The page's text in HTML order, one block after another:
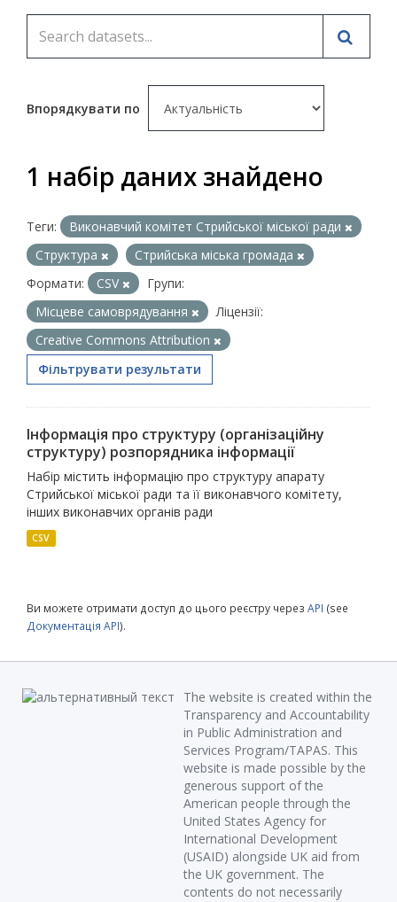
Впорядкувати по
1 набір даних знайдено
Теги:
Виконавчий комітет Стрийської міської ради
Структура
Стрийська міська громада
Формати:
CSV
Групи:
Місцеве самоврядування
Ліцензії:
Creative Commons Attribution
Фільтрувати результати
Інформація про структуру (організаційну
структуру) розпорядника інформації
Набір містить інформацію про структуру апарату
Стрийської міської ради та її виконавчого комітету,
інших виконавчих органів ради
CSV
Ви можете отримати доступ до цього реєстру через API (see
Документація API).
The website is created within the
Transparency and Accountability
in Public Administration and
Services Program/TAPAS. This
website is made possible by the
generous support of the
American people through the
United States Agency for
International Development
(USAID) alongside UK aid from
the UK government. The
contents do not necessarily